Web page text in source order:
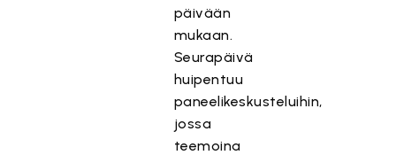
päivään
mukaan.
Seurapäivä
huipentuu
paneelikeskusteluihin,
jossa
teemoina